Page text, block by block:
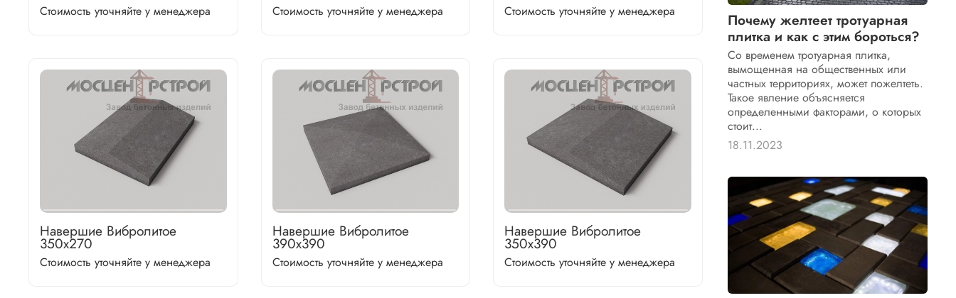
Стоимость уточняйте у менеджера Стоимость уточняйте у менеджера Стоимость уточняйте у менеджера
Навершие Вибролитое
350х270
Стоимость уточняйте у менеджера
Навершие Вибролитое
390х390
Стоимость уточняйте у менеджера
Навершие Вибролитое
350х390
Стоимость уточняйте у менеджера
Почему желтеет тротуарная
плитка и как с этим бороться?
Со временем тротуарная плитка,
вымощенная на общественных или
частных территориях, может пожелтеть.
Такое явление объясняется
определенными факторами, о которых
стоит...
18.11.2023